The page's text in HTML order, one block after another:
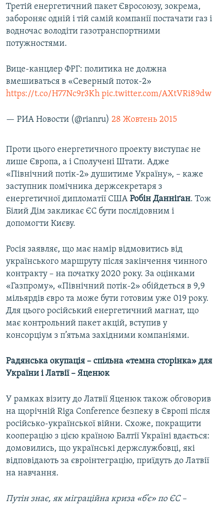
Третій енергетичний пакет Євросоюзу, зокрема,
забороняє одній і тій самій компанії постачати газ і
водночас володіти газотранспортними
потужностями.
Вице-канцлер ФРГ: политика не должна
вмешиваться в «Северный поток-2»
https://t.co/H77Nc9r3Kh pic.twitter.com/AXtVRi89dw
— РИА Новости (@rianru) 28 Жовтень 2015
Проти цього енергетичного проекту виступає не
лише Європа, а і Сполучені Штати. Адже
«Північний потік-2» душитиме Україну», – каже
заступник помічника держсекретаря з
енергетичної дипломатії США Робін Данніґан. Тож
Білий Дім закликає ЄС бути послідовним і
допомогти Києву.
Росія заявляє, що має намір відмовитись від
українського маршруту після закінчення чинного
контракту – на початку 2020 року. За оцінками
«Газпрому», «Північний потік-2» обійдеться в 9,9
мільярдів євро та може бути готовим уже 019 року.
Для цього російський енергетичний магнат, що
має контрольний пакет акцій, вступив у
консорціум з п’ятьма західними компаніями.
Радянська окупація – спільна «темна сторінка» для
України і Латвії – Яценюк
У рамках візиту до Латвії Яценюк також обговорив
на щорічній Riga Conference безпеку в Європі після
російсько-української війни. Схоже, покращити
кооперацію з цією країною Балтії Україні вдається:
домовились, що українські держслужбовці, які
відповідають за євроінтеграцію, приїдуть до Латвії
на навчання.
Путін знає, як міграційна криза «б’є» по ЄС –